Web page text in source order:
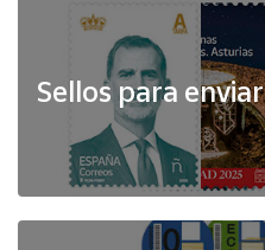
Sellos para enviar